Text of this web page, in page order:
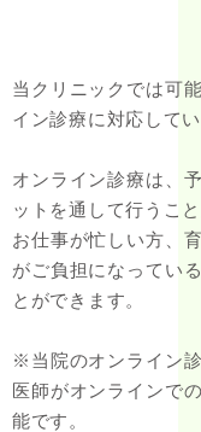
当クリニックでは可
イン診療に対応してい
オンライン診療は、
ットを通して行うこ
お仕事が忙しい方、
がご負担になってい
とができます。
※当院のオンライン
医師がオンラインで
能です。